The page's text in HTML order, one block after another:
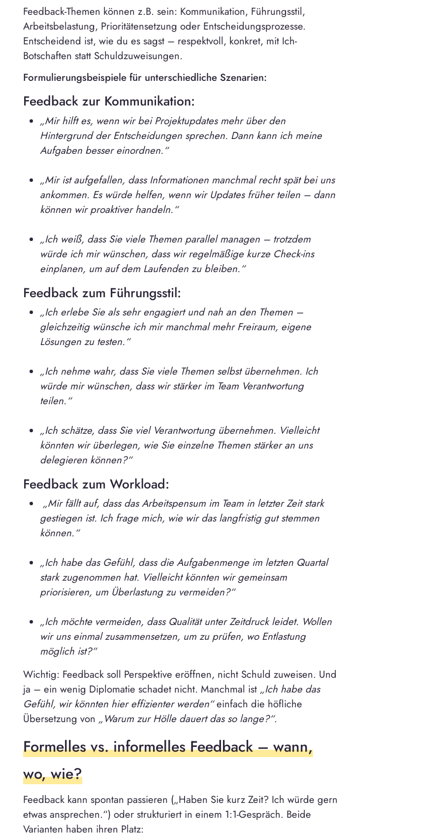
Feedback-Themen können z.B. sein: Kommunikation, Führungsstil,
Arbeitsbelastung, Prioritätensetzung oder Entscheidungsprozesse.
Entscheidend ist, wie du es sagst – respektvoll, konkret, mit Ich-
Botschaften statt Schuldzuweisungen.
Formulierungsbeispiele für unterschiedliche Szenarien:
Feedback zur Kommunikation:
„Mir hilft es, wenn wir bei Projektupdates mehr über den
Hintergrund der Entscheidungen sprechen. Dann kann ich meine
Aufgaben besser einordnen.“
„Mir ist aufgefallen, dass Informationen manchmal recht spät bei uns
ankommen. Es würde helfen, wenn wir Updates früher teilen – dann
können wir proaktiver handeln.“
„Ich weiß, dass Sie viele Themen parallel managen – trotzdem
würde ich mir wünschen, dass wir regelmäßige kurze Check-ins
einplanen, um auf dem Laufenden zu bleiben.“
Feedback zum Führungsstil:
„Ich erlebe Sie als sehr engagiert und nah an den Themen –
gleichzeitig wünsche ich mir manchmal mehr Freiraum, eigene
Lösungen zu testen.“
„Ich nehme wahr, dass Sie viele Themen selbst übernehmen. Ich
würde mir wünschen, dass wir stärker im Team Verantwortung
teilen.“
„Ich schätze, dass Sie viel Verantwortung übernehmen. Vielleicht
könnten wir überlegen, wie Sie einzelne Themen stärker an uns
delegieren können?“
Feedback zum Workload:
„Mir fällt auf, dass das Arbeitspensum im Team in letzter Zeit stark
gestiegen ist. Ich frage mich, wie wir das langfristig gut stemmen
können.“
„Ich habe das Gefühl, dass die Aufgabenmenge im letzten Quartal
stark zugenommen hat. Vielleicht könnten wir gemeinsam
priorisieren, um Überlastung zu vermeiden?“
„Ich möchte vermeiden, dass Qualität unter Zeitdruck leidet. Wollen
wir uns einmal zusammensetzen, um zu prüfen, wo Entlastung
möglich ist?“
Wichtig: Feedback soll Perspektive eröffnen, nicht Schuld zuweisen. Und
ja – ein wenig Diplomatie schadet nicht. Manchmal ist „Ich habe das
Gefühl, wir könnten hier effizienter werden“einfach die höfliche
Übersetzung von „Warum zur Hölle dauert das so lange?“.
Formelles vs. informelles Feedback – wann,
wo, wie?
Feedback kann spontan passieren („Haben Sie kurz Zeit? Ich würde gern
etwas ansprechen.“) oder strukturiert in einem 1:1-Gespräch. Beide
Varianten haben ihren Platz: